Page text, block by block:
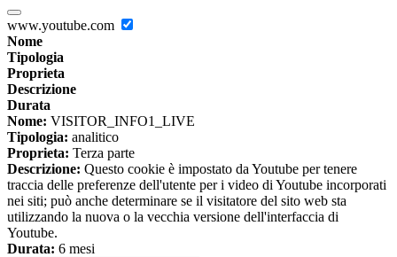
www.youtube.com
Nome
Tipologia
Proprieta
Descrizione
Durata
Nome: VISITOR_INFO1_LIVE
Tipologia: analitico
Proprieta: Terza parte
Descrizione: Questo cookie è impostato da Youtube per tenere
traccia delle preferenze dell'utente per i video di Youtube incorporati
nei siti; può anche determinare se il visitatore del sito web sta
utilizzando la nuova o la vecchia versione dell'interfaccia di
Youtube.
Durata: 6 mesi